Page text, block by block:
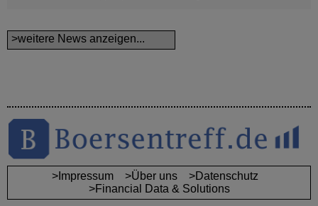
>weitere News anzeigen...
>Impressum >Über uns
>Datenschutz
>Financial Data & Solutions